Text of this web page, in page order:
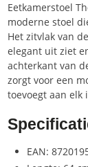
Eetkamerstoel
moderne stoel
Het zitvlak van
elegant uit ziet
achterkant van
zorgt voor een
toevoegt aan elk
EAN: